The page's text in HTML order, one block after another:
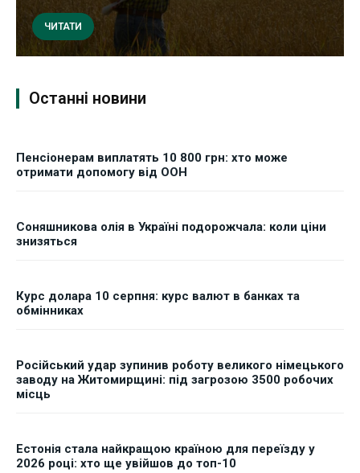
ЧИТАТИ
Останні новини
Пенсіонерам виплатять 10 800 грн: хто може
отримати допомогу від ООН
Соняшникова олія в Україні подорожчала: коли ціни
знизяться
Курс долара 10 серпня: курс валют в банках та
обмінниках
Російський удар зупинив роботу великого німецького
заводу на Житомирщині: під загрозою 3500 робочих
місць
Естонія стала найкращою країною для переїзду у
2026 році: хто ще увійшов до топ-10